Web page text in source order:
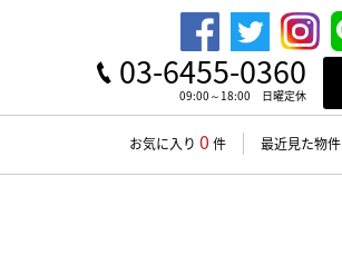
03-6455-0360
09:00～18:00 日曜定休
お気に入り 0 件 最近見た物件